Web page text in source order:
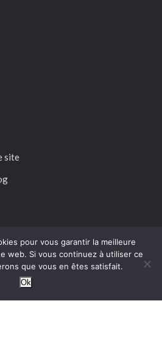
site
pour vous garantir la meilleure
web. Si vous continuez à utiliser ce
que vous en êtes satisfait.
Ok